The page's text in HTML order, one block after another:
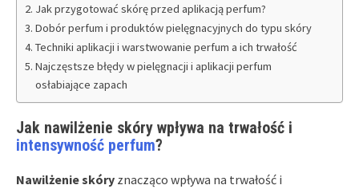
Jak przygotować skórę przed aplikacją perfum?
Dobór perfum i produktów pielęgnacyjnych do typu skóry
Techniki aplikacji i warstwowanie perfum a ich trwałość
Najczęstsze błędy w pielęgnacji i aplikacji perfum
osłabiające zapach
Jak nawilżenie skóry wpływa na trwałość i
intensywność perfum?
Nawilżenie skóry znacząco wpływa na trwałość i